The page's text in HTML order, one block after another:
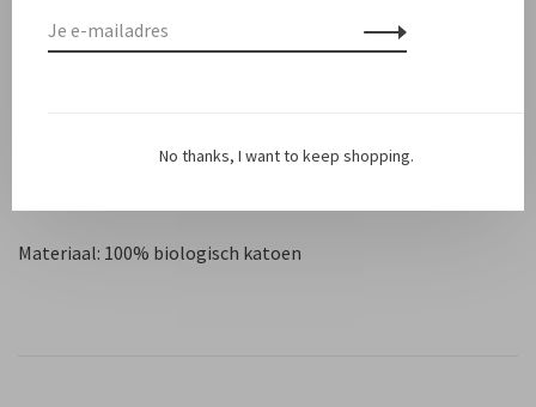
Beschrijving
Materiaal: 100% biologisch katoen
No thanks, I want to keep shopping.